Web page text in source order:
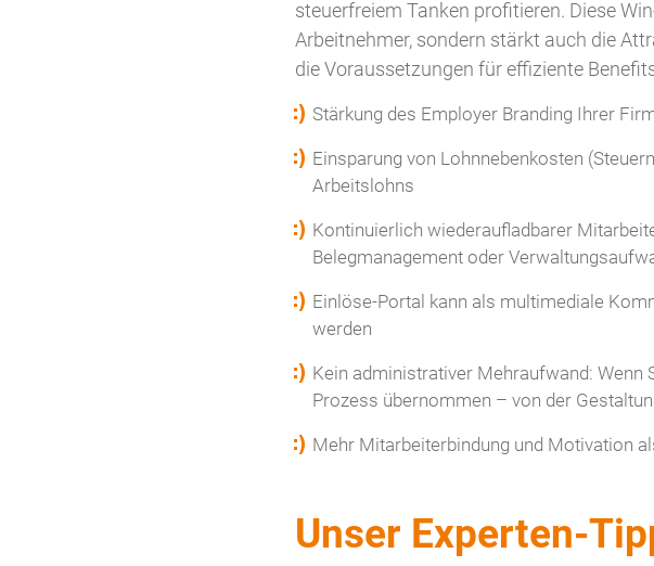
steuerfreiem Tanken profitieren. Diese
Arbeitnehmer, sondern stärkt auch die
die Voraussetzungen für effiziente
Stärkung des Employer Branding Ihrer
Einsparung von Lohnnebenkosten
Arbeitslohns
Kontinuierlich wiederaufladbarer
Belegmanagement oder
Einlöse-Portal kann als multimediale
werden
Kein administrativer Mehraufwand: Wenn
Prozess übernommen – von der
Mehr Mitarbeiterbindung und Motivation
Unser Experten-